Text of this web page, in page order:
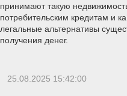
принимают такую
потребительским кредитам и
легальные альтернативы
получения денег.
25.08.2025 15:42:00